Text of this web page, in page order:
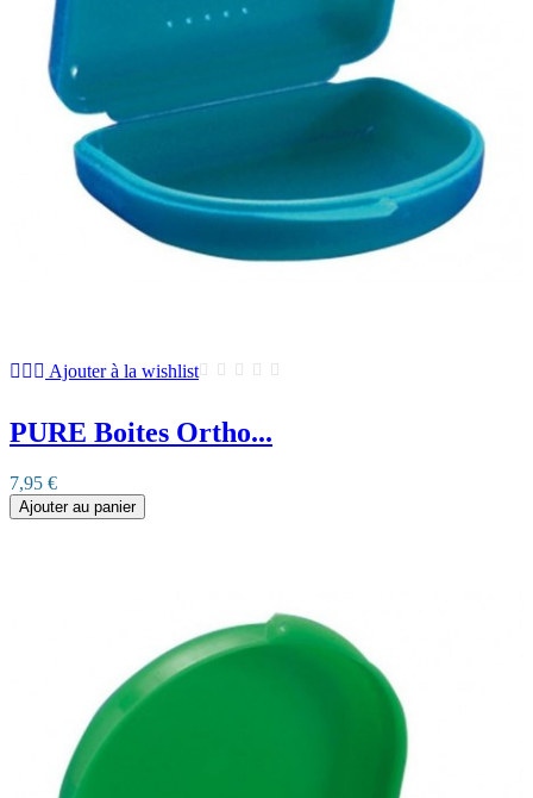
Ajouter à la wishlist
PURE Boites Ortho...
7,95 €
Ajouter au panier